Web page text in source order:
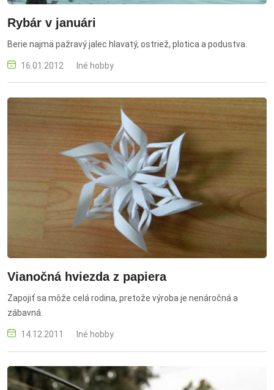
Rybár v januári
Berie najmä pažravý jalec hlavatý, ostriež, plotica a podustva.
16.01.2012 Iné hobby
Vianočná hviezda z papiera
Zapojiť sa môže celá rodina, pretože výroba je nenáročná a
zábavná.
14.12.2011 Iné hobby